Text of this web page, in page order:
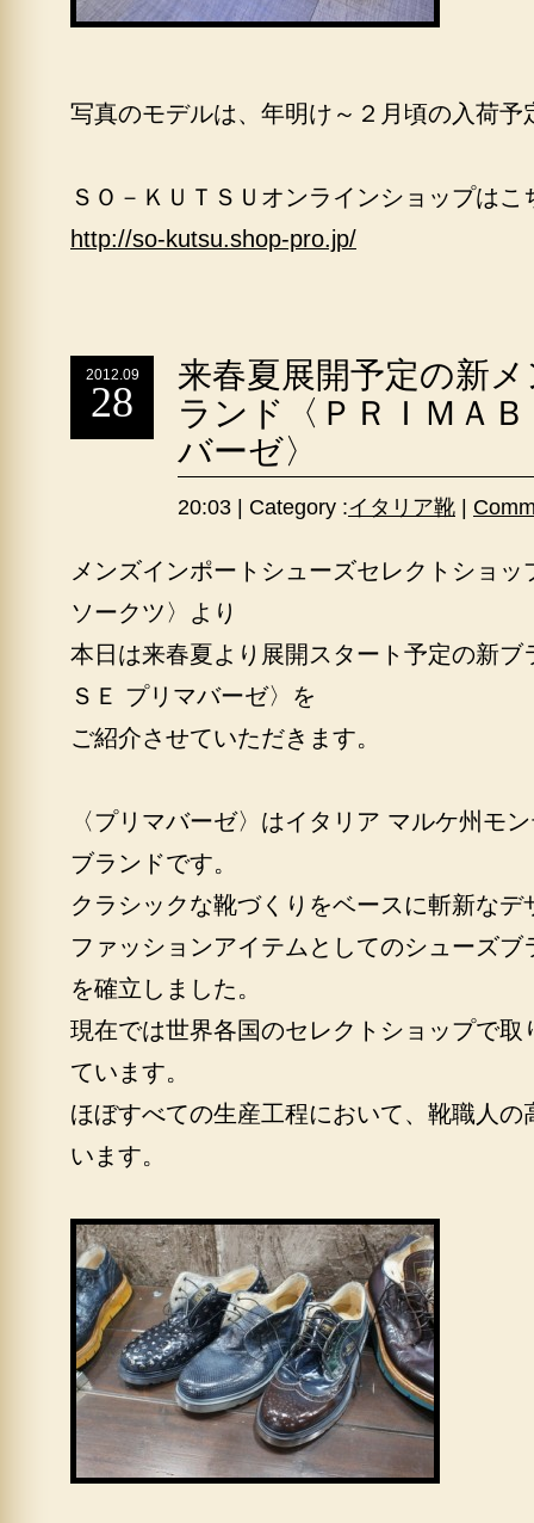
写真のモデルは、年明け～２月頃の入荷予
ＳＯ－ＫＵＴＳＵオンラインショップはこ
http://so-kutsu.shop-pro.jp/
2012.09
28
来春夏展開予定の新
ランド〈ＰＲＩＭＡ
バーゼ〉
20:03 | Category :イタリア靴
メンズインポートシューズセレクトショ
ソークツ〉より
本日は来春夏より展開スタート予定の新ブ
ＳＥ プリマバーゼ〉を
ご紹介させていただきます。
〈プリマバーゼ〉はイタリア マルケ州モ
ブランドです。
クラシックな靴づくりをベースに斬新なデ
ファッションアイテムとしてのシューズ
を確立しました。
現在では世界各国のセレクトショップで取
ています。
ほぼすべての生産工程において、靴職人
います。